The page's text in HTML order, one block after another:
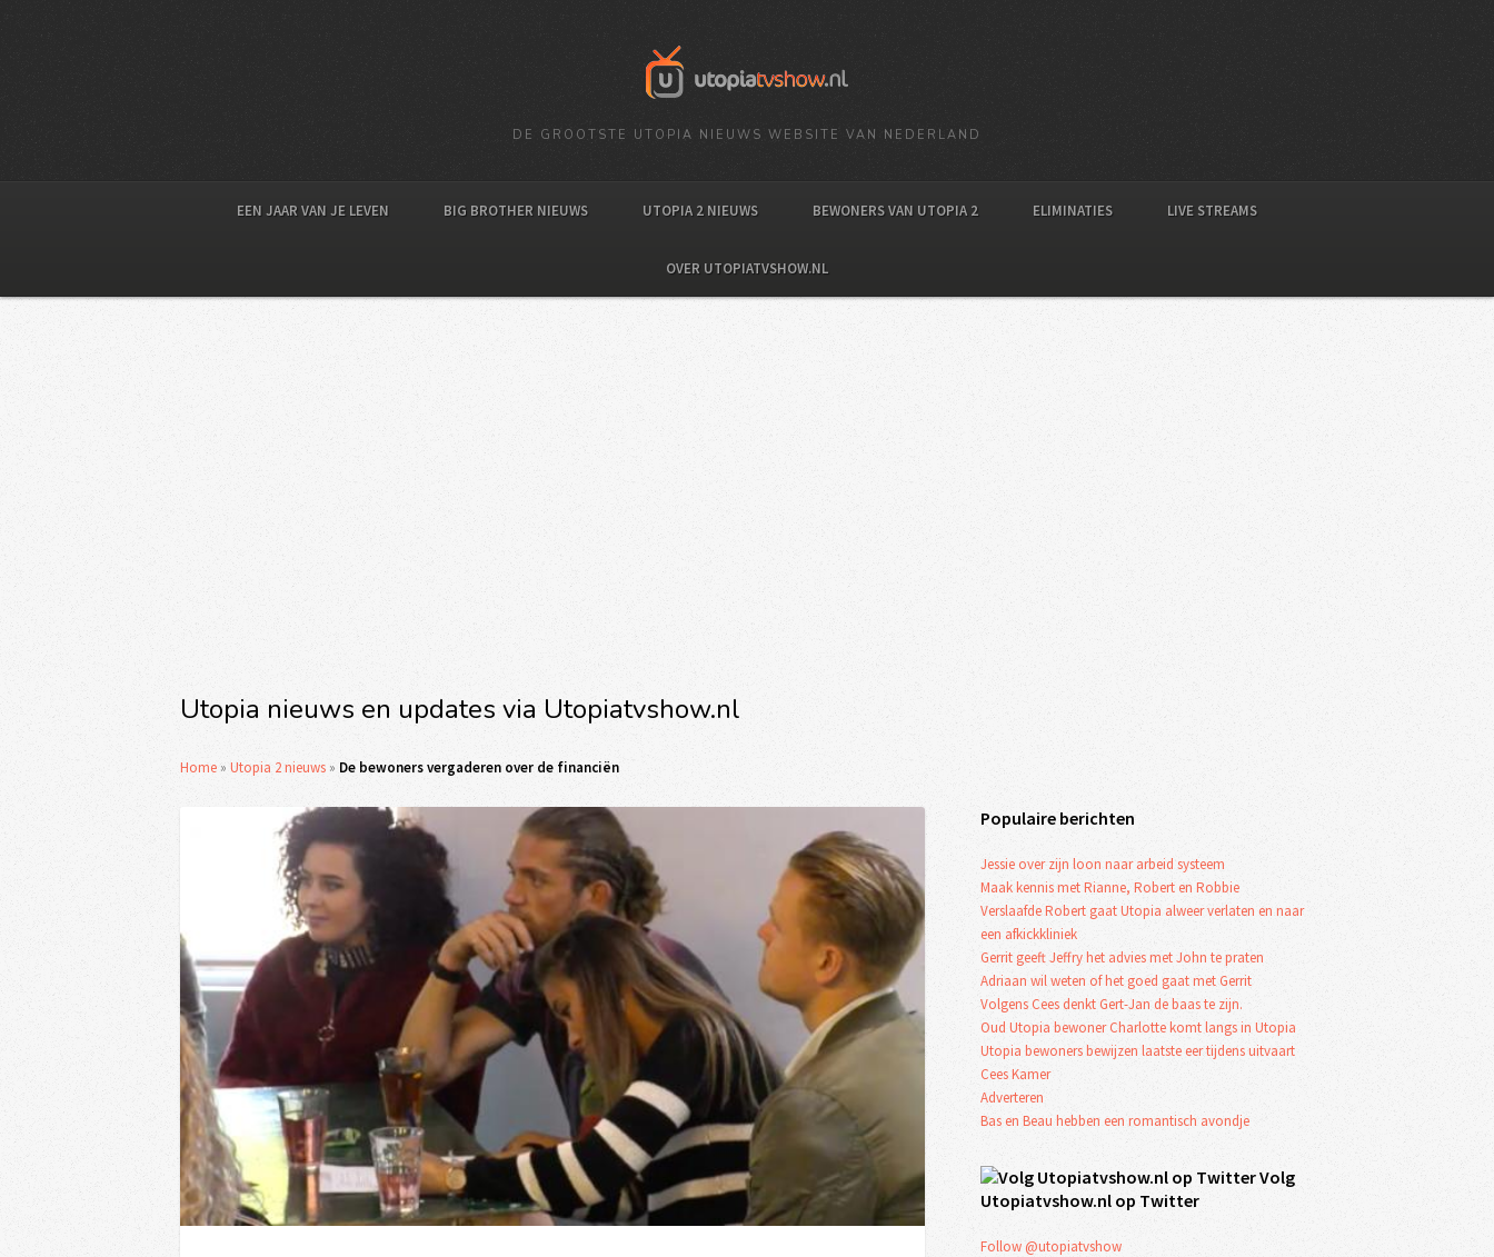
DE GROOTSTE UTOPIA NIEUWS WEBSITE VAN NEDERLAND
EEN JAAR VAN JE LEVEN BIG BROTHER NIEUWS UTOPIA 2 NIEUWS BEWONERS VAN UTOPIA 2 ELIMINATIES LIVE STREAMS
OVER UTOPIATVSHOW.NL
Utopia nieuws en updates via Utopiatvshow.nl
Home » Utopia 2 nieuws » De bewoners vergaderen over de financiën
Populaire berichten
Jessie over zijn loon naar arbeid systeem
Maak kennis met Rianne, Robert en Robbie
Verslaafde Robert gaat Utopia alweer verlaten en naar
een afkickkliniek
Gerrit geeft Jeffry het advies met John te praten
Adriaan wil weten of het goed gaat met Gerrit
Volgens Cees denkt Gert-Jan de baas te zijn.
Oud Utopia bewoner Charlotte komt langs in Utopia
Utopia bewoners bewijzen laatste eer tijdens uitvaart
Cees Kamer
Adverteren
Bas en Beau hebben een romantisch avondje
Volg
Utopiatvshow.nl op Twitter
Follow @utopiatvshow